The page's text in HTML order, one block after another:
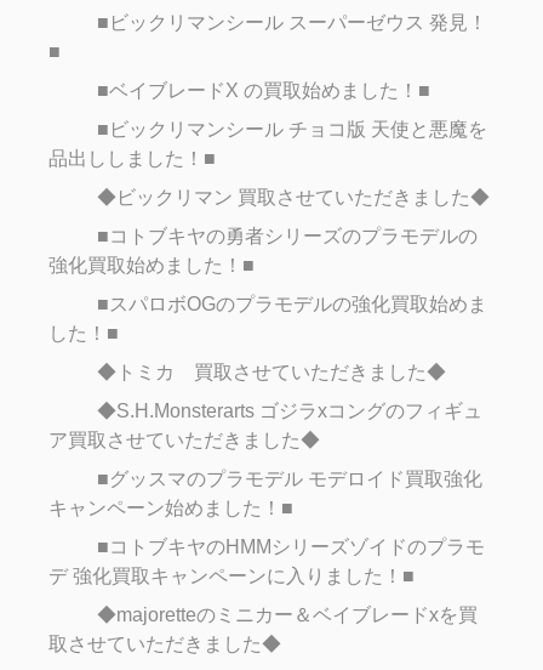
■ビックリマンシール スーパーゼウス 発見！
■
■ベイブレードX の買取始めました！■
■ビックリマンシール チョコ版 天使と悪魔を
品出ししました！■
◆ビックリマン 買取させていただきました◆
■コトブキヤの勇者シリーズのプラモデルの
強化買取始めました！■
■スパロボOGのプラモデルの強化買取始めま
した！■
◆トミカ 買取させていただきました◆
◆S.H.Monsterarts ゴジラxコングのフィギュ
ア買取させていただきました◆
■グッスマのプラモデル モデロイド買取強化
キャンペーン始めました！■
■コトブキヤのHMMシリーズゾイドのプラモ
デ 強化買取キャンペーンに入りました！■
◆majoretteのミニカー＆ベイブレードxを買
取させていただきました◆